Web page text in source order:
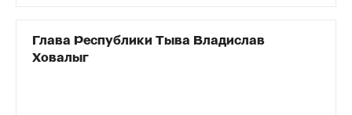
Глава Республики Тыва Владислав
Ховалыг